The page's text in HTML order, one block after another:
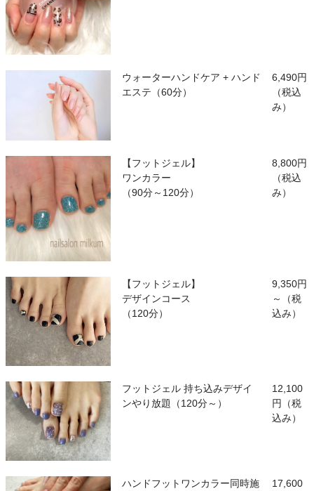
ウォーターハンドケア + ハンド
エステ（60分）
6,490円
（税込
み）
【フットジェル】
ワンカラー
（90分～120分）
8,800円
（税込
み）
【フットジェル】
デザインコース
（120分）
9,350円
～（税
込み）
フットジェル 持ち込みデザイ
ンやり放題（120分～）
12,100
円（税
込み）
ハンドフットワンカラー同時施 17,600